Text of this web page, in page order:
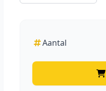
Aantal